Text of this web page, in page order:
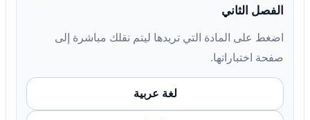
الفصل الثاني
اضغط على المادة التي تريدها ليتم نقلك مباشرة إلى
صفحة اختباراتها.
لغة عربية